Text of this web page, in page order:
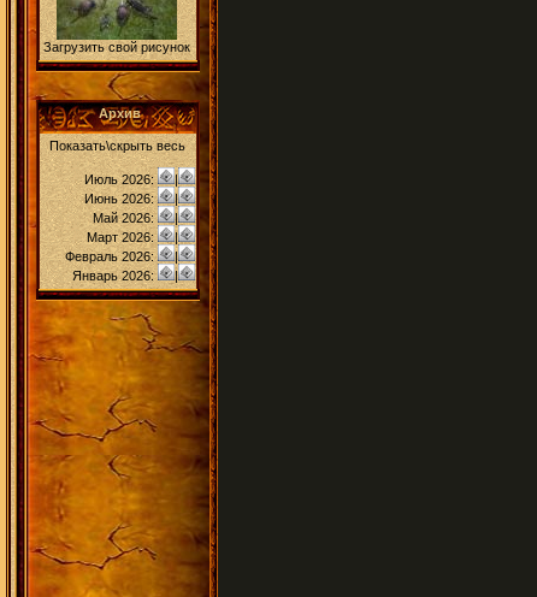
Загрузить свой рисунок
Архив
Показать\скрыть весь
Июль 2026:
|
Июнь 2026:
|
Май 2026:
|
Март 2026:
|
Февраль 2026:
|
Январь 2026:
|